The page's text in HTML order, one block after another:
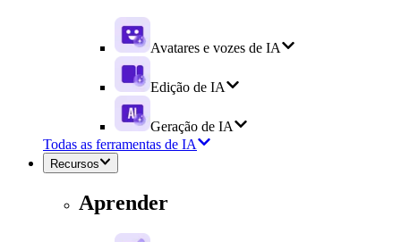
Avatares e vozes de IA
Edição de IA
Geração de IA
Todas as ferramentas de IA
Recursos
Aprender